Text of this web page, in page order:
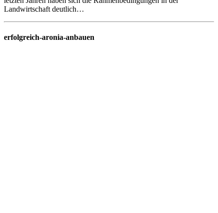
Landwirtschaft deutlich…
erfolgreich-aronia-anbauen